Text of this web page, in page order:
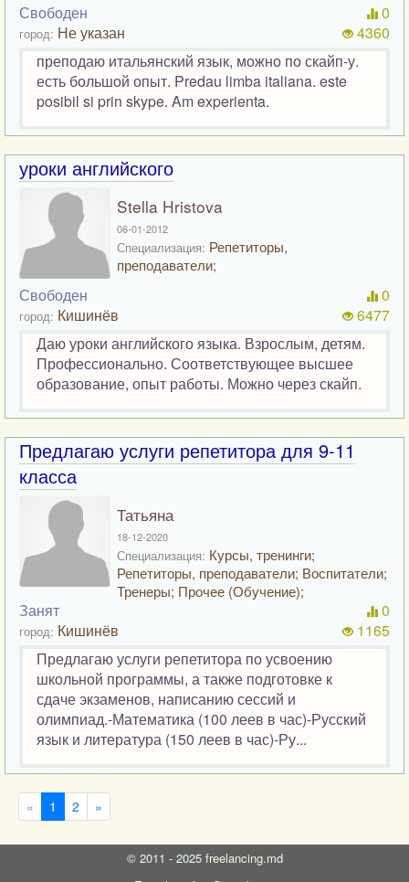
Свободен
город: Не указан
0
4360
преподаю итальянский язык, можно по скайп-у.
есть большой опыт. Predau limba italiana. este
posibil si prin skype. Am experienta.
уроки английского
Stella Hristova
06-01-2012
Специализация: Репетиторы,
преподаватели;
Свободен
город: Кишинёв
0
6477
Даю уроки английского языка. Взрослым, детям.
Профессионально. Соответствующее высшее
образование, опыт работы. Можно через скайп.
Предлагаю услуги репетитора для 9-11
класса
Татьяна
18-12-2020
Специализация: Курсы, тренинги;
Репетиторы, преподаватели; Воспитатели;
Тренеры; Прочее (Обучение);
Занят
город: Кишинёв
0
1165
Предлагаю услуги репетитора по усвоению
школьной программы, а также подготовке к
сдаче экзаменов, написанию сессий и
олимпиад.-Математика (100 леев в час)-Русский
язык и литература (150 леев в час)-Ру...
« 1 2 »
© 2011 - 2025 freelancing.md